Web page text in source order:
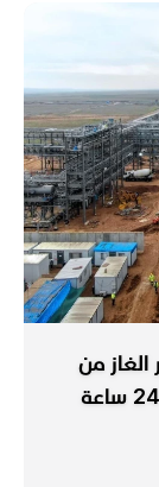
الغاز من